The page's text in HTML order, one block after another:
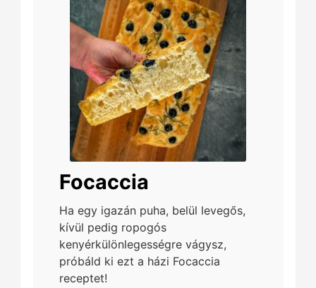
Focaccia
Ha egy igazán puha, belül levegős,
kívül pedig ropogós
kenyérkülönlegességre vágysz,
próbáld ki ezt a házi Focaccia
receptet!